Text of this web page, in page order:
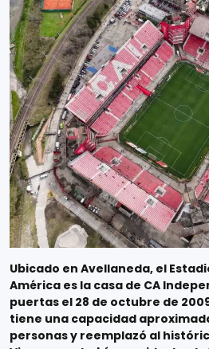
Ubicado en Avellaneda, el
América es la casa de CA
puertas el 28 de octubre de
tiene una capacidad
personas y reemplazó al